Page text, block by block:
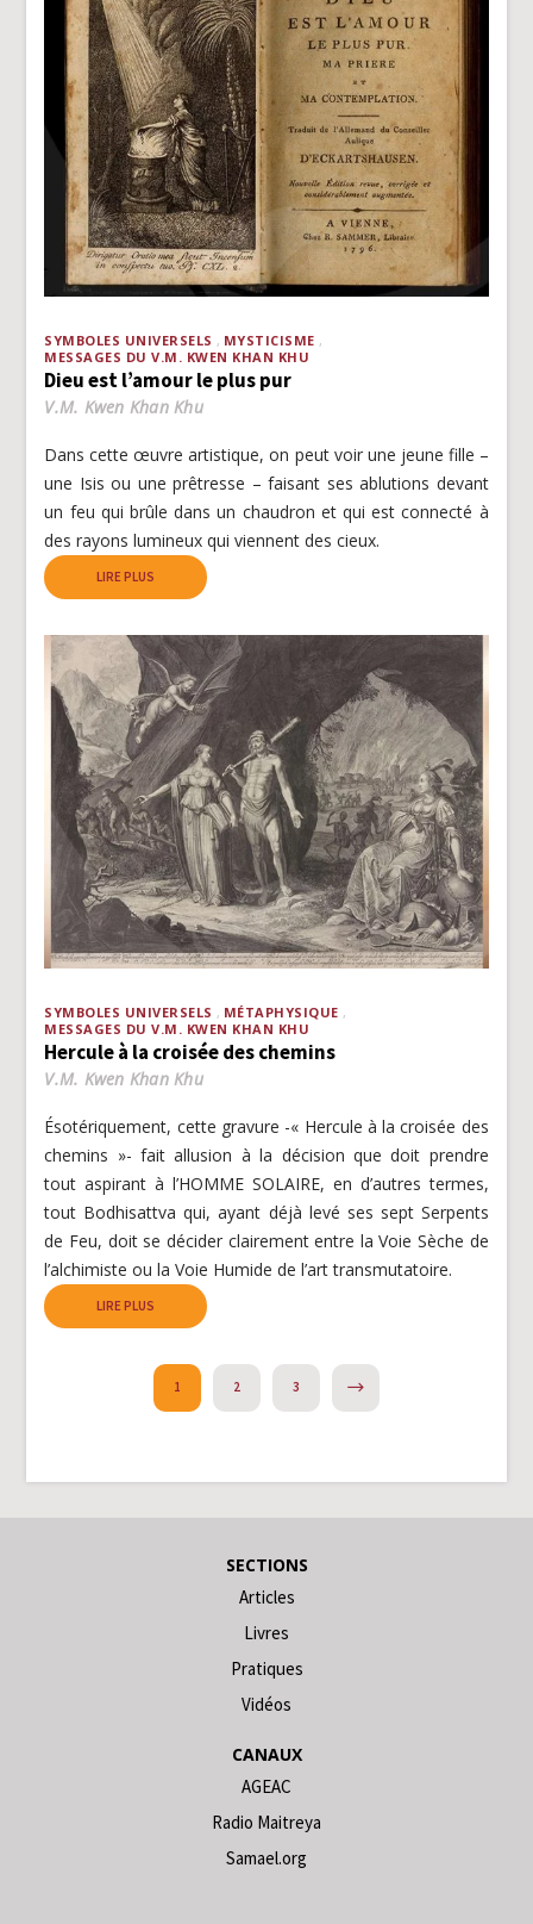
SYMBOLES UNIVERSELS
MYSTICISME
MESSAGES DU V.M. KWEN KHAN KHU
Dieu est l’amour le plus pur
V.M. Kwen Khan Khu
Dans cette œuvre artistique, on peut voir une jeune fille –
une Isis ou une prêtresse – faisant ses ablutions devant
un feu qui brûle dans un chaudron et qui est connecté à
des rayons lumineux qui viennent des cieux.
LIRE PLUS
SYMBOLES UNIVERSELS
MÉTAPHYSIQUE
MESSAGES DU V.M. KWEN KHAN KHU
Hercule à la croisée des chemins
V.M. Kwen Khan Khu
Ésotériquement, cette gravure -« Hercule à la croisée des
chemins »- fait allusion à la décision que doit prendre
tout aspirant à l’HOMME SOLAIRE, en d’autres termes,
tout Bodhisattva qui, ayant déjà levé ses sept Serpents
de Feu, doit se décider clairement entre la Voie Sèche de
l’alchimiste ou la Voie Humide de l’art transmutatoire.
LIRE PLUS
1 2 3
SECTIONS
Articles
Livres
Pratiques
Vidéos
CANAUX
AGEAC
Radio Maitreya
Samael.org